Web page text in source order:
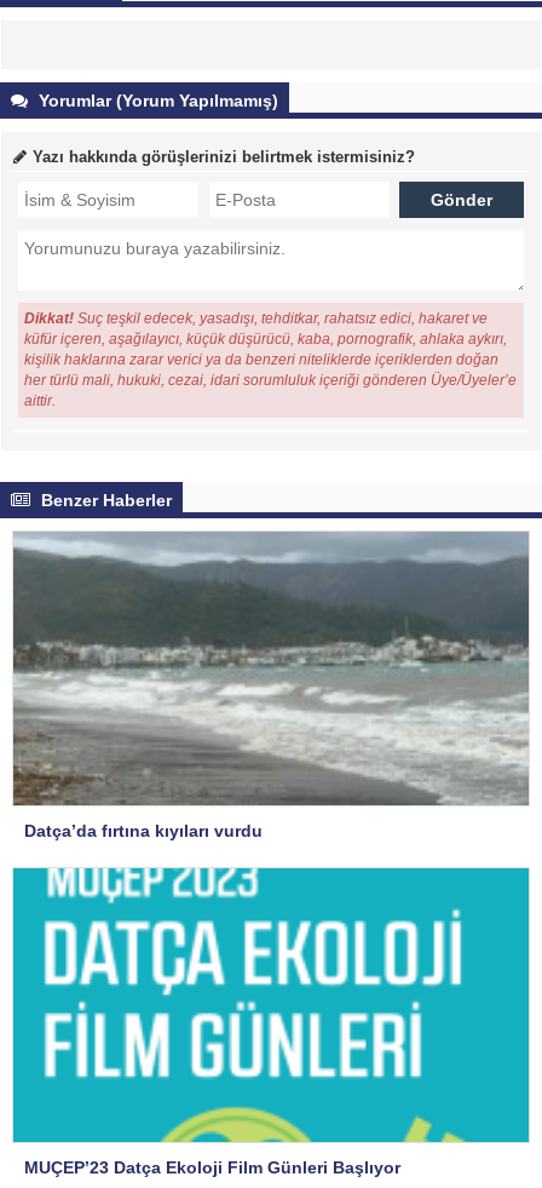
Yorumlar (Yorum Yapılmamış)
Yazı hakkında görüşlerinizi belirtmek istermisiniz?
Dikkat! Suç teşkil edecek, yasadışı, tehditkar, rahatsız edici, hakaret ve
küfür içeren, aşağılayıcı, küçük düşürücü, kaba, pornografik, ahlaka aykırı,
kişilik haklarına zarar verici ya da benzeri niteliklerde içeriklerden doğan
her türlü mali, hukuki, cezai, idari sorumluluk içeriği gönderen Üye/Üyeler’e
aittir.
Benzer Haberler
Datça’da fırtına kıyıları vurdu
MUÇEP’23 Datça Ekoloji Film Günleri Başlıyor